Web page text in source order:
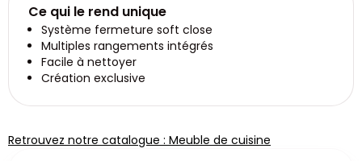
Ce qui le rend unique
Système fermeture soft close
Multiples rangements intégrés
Facile à nettoyer
Création exclusive
Retrouvez notre catalogue : Meuble de cuisine